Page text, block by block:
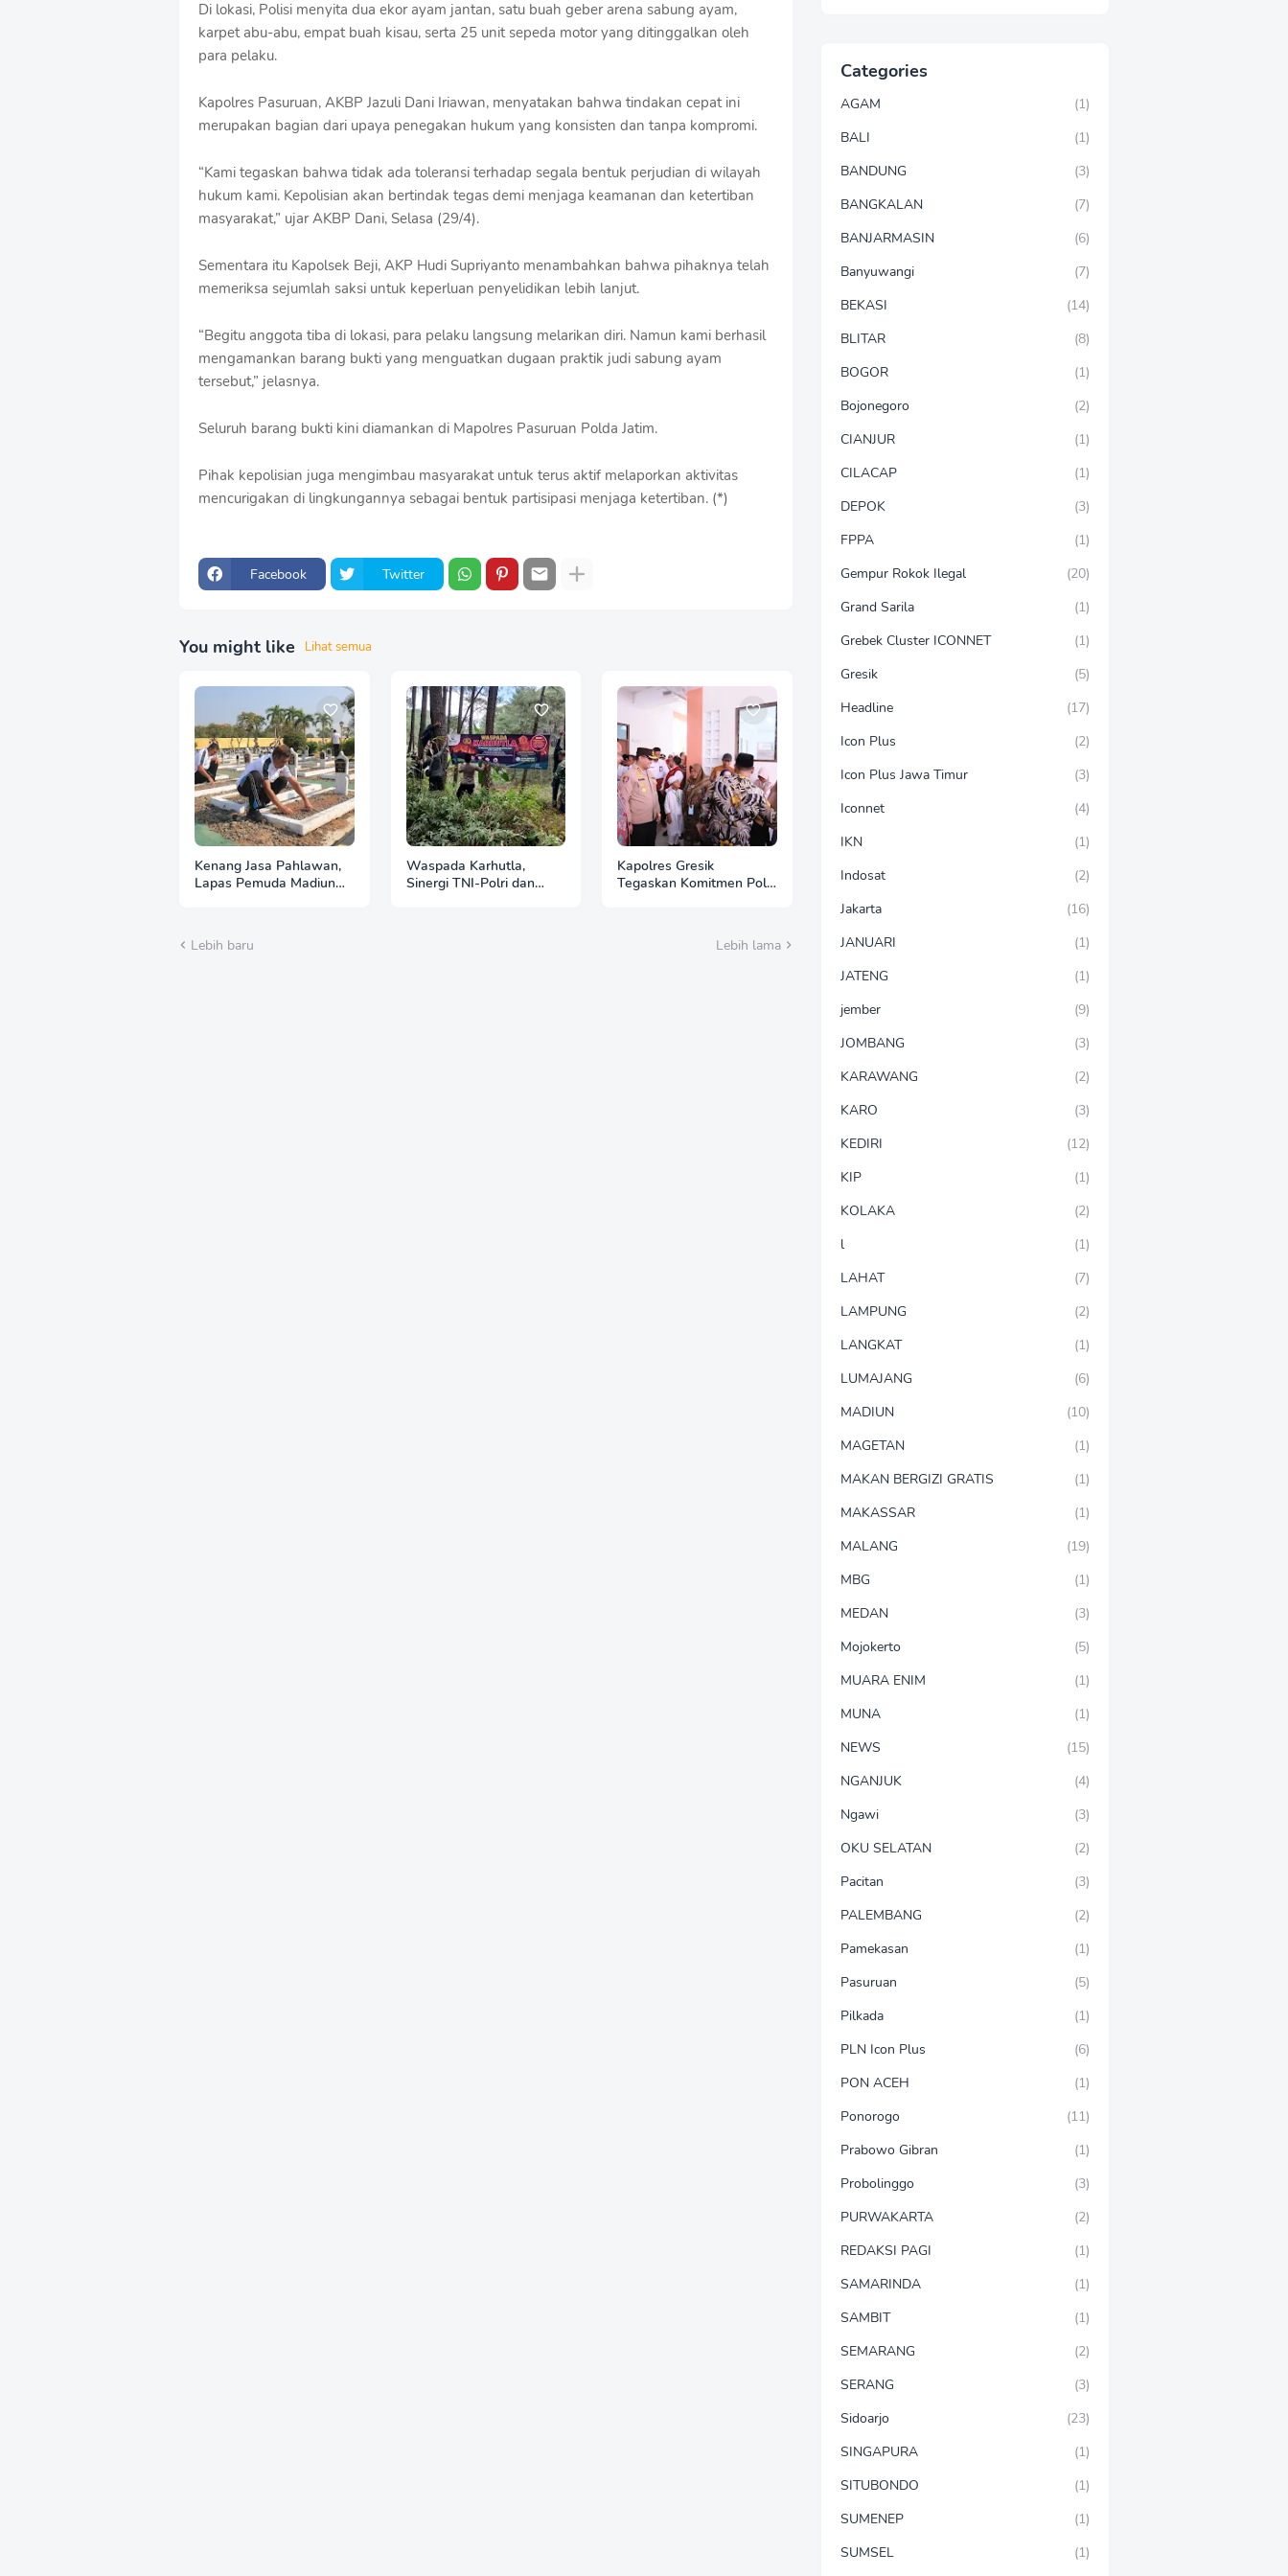
Di lokasi, Polisi menyita dua ekor ayam jantan, satu buah geber arena sabung ayam,
karpet abu-abu, empat buah kisau, serta 25 unit sepeda motor yang ditinggalkan oleh
para pelaku.
Kapolres Pasuruan, AKBP Jazuli Dani Iriawan, menyatakan bahwa tindakan cepat ini
merupakan bagian dari upaya penegakan hukum yang konsisten dan tanpa kompromi.
“Kami tegaskan bahwa tidak ada toleransi terhadap segala bentuk perjudian di wilayah
hukum kami. Kepolisian akan bertindak tegas demi menjaga keamanan dan ketertiban
masyarakat,” ujar AKBP Dani, Selasa (29/4).
Sementara itu Kapolsek Beji, AKP Hudi Supriyanto menambahkan bahwa pihaknya telah
memeriksa sejumlah saksi untuk keperluan penyelidikan lebih lanjut.
“Begitu anggota tiba di lokasi, para pelaku langsung melarikan diri. Namun kami berhasil
mengamankan barang bukti yang menguatkan dugaan praktik judi sabung ayam
tersebut,” jelasnya.
Seluruh barang bukti kini diamankan di Mapolres Pasuruan Polda Jatim.
Pihak kepolisian juga mengimbau masyarakat untuk terus aktif melaporkan aktivitas
mencurigakan di lingkungannya sebagai bentuk partisipasi menjaga ketertiban. (*)
Facebook Twitter
o
f
f
m
p
a
e
s
You might like Lihat semua
Kenang Jasa Pahlawan,
Lapas Pemuda Madiun
Waspada Karhutla,
Sinergi TNI-Polri dan
Kapolres Gresik
Tegaskan Komitmen Polri
Lebih baru
Lebih lama
Categories
AGAM
(1)
BALI
(1)
BANDUNG
(3)
BANGKALAN
(7)
BANJARMASIN
(6)
Banyuwangi
(7)
BEKASI
(14)
BLITAR
(8)
BOGOR
(1)
Bojonegoro
(2)
CIANJUR
(1)
CILACAP
(1)
DEPOK
(3)
FPPA
(1)
Gempur Rokok Ilegal
(20)
Grand Sarila
(1)
Grebek Cluster ICONNET
(1)
Gresik
(5)
Headline
(17)
Icon Plus
(2)
Icon Plus Jawa Timur
(3)
Iconnet
(4)
IKN
(1)
Indosat
(2)
Jakarta
(16)
JANUARI
(1)
JATENG
(1)
jember
(9)
JOMBANG
(3)
KARAWANG
(2)
KARO
(3)
KEDIRI
(12)
KIP
(1)
KOLAKA
(2)
l
(1)
LAHAT
(7)
LAMPUNG
(2)
LANGKAT
(1)
LUMAJANG
(6)
MADIUN
(10)
MAGETAN
(1)
MAKAN BERGIZI GRATIS
(1)
MAKASSAR
(1)
MALANG
(19)
MBG
(1)
MEDAN
(3)
Mojokerto
(5)
MUARA ENIM
(1)
MUNA
(1)
NEWS
(15)
NGANJUK
(4)
Ngawi
(3)
OKU SELATAN
(2)
Pacitan
(3)
PALEMBANG
(2)
Pamekasan
(1)
Pasuruan
(5)
Pilkada
(1)
PLN Icon Plus
(6)
PON ACEH
(1)
Ponorogo
(11)
Prabowo Gibran
(1)
Probolinggo
(3)
PURWAKARTA
(2)
REDAKSI PAGI
(1)
SAMARINDA
(1)
SAMBIT
(1)
SEMARANG
(2)
SERANG
(3)
Sidoarjo
(23)
SINGAPURA
(1)
SITUBONDO
(1)
SUMENEP
(1)
SUMSEL
(1)